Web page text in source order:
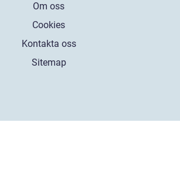
Om oss
Cookies
Kontakta oss
Sitemap